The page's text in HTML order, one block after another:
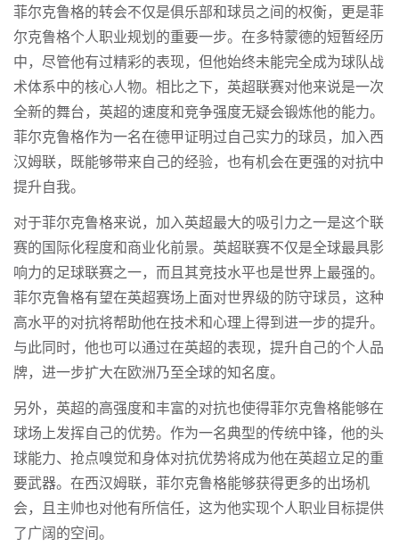
菲尔克鲁格的转会不仅是俱乐部和球员之间的权衡，更是菲
尔克鲁格个人职业规划的重要一步。在多特蒙德的短暂经历
中，尽管他有过精彩的表现，但他始终未能完全成为球队战
术体系中的核心人物。相比之下，英超联赛对他来说是一次
全新的舞台，英超的速度和竞争强度无疑会锻炼他的能力。
菲尔克鲁格作为一名在德甲证明过自己实力的球员，加入西
汉姆联，既能够带来自己的经验，也有机会在更强的对抗中
提升自我。
对于菲尔克鲁格来说，加入英超最大的吸引力之一是这个联
赛的国际化程度和商业化前景。英超联赛不仅是全球最具影
响力的足球联赛之一，而且其竞技水平也是世界上最强的。
菲尔克鲁格有望在英超赛场上面对世界级的防守球员，这种
高水平的对抗将帮助他在技术和心理上得到进一步的提升。
与此同时，他也可以通过在英超的表现，提升自己的个人品
牌，进一步扩大在欧洲乃至全球的知名度。
另外，英超的高强度和丰富的对抗也使得菲尔克鲁格能够在
球场上发挥自己的优势。作为一名典型的传统中锋，他的头
球能力、抢点嗅觉和身体对抗优势将成为他在英超立足的重
要武器。在西汉姆联，菲尔克鲁格能够获得更多的出场机
会，且主帅也对他有所信任，这为他实现个人职业目标提供
了广阔的空间。